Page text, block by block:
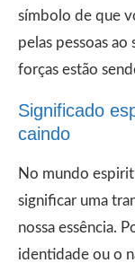
símbolo de que
pelas pessoas ao
forças estão
Significado
caindo
No mundo
significar uma
nossa essência.
identidade ou o